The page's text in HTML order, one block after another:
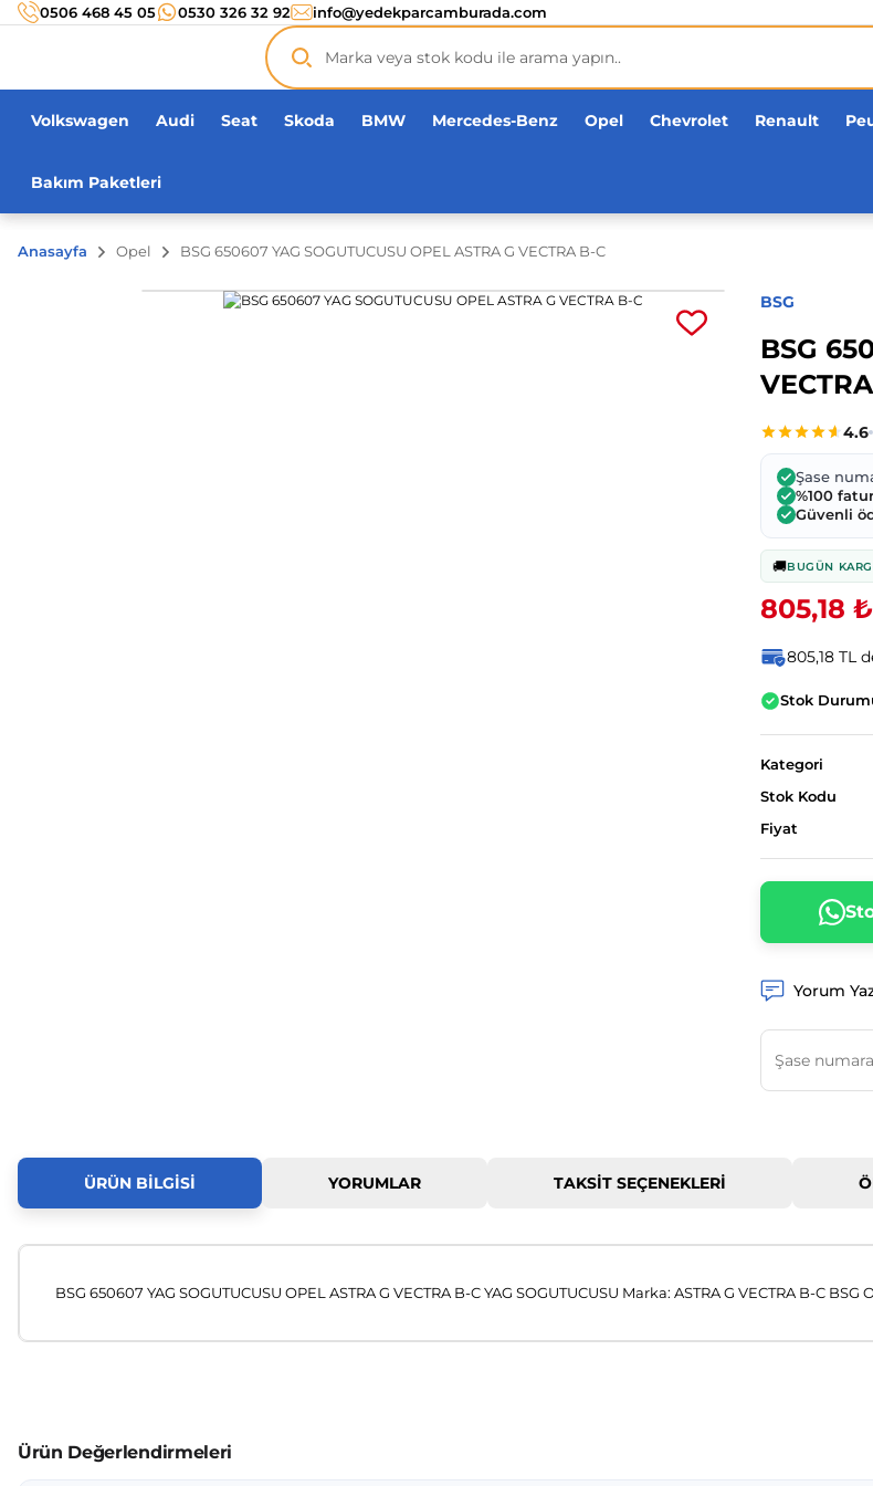
Türkiye’nin her noktasına 3000 TL ve üzerikargo ücretsiz!
Orijinal ürün
Üç yüz yirmi bin ürünadeti!
0506 468 45 05 0530 326 32 92 info@yedekparcamburada.com
Volkswagen Audi Seat Skoda BMW Mercedes-Benz Opel Chevrolet Renault
Bakım Paketleri
Anasayfa Opel BSG 650607 YAG SOGUTUCUSU OPEL ASTRA G VECTRA B-C
BSG
BSG
Şase
%100
Güvenli
🚚BUGÜN
805,18 ₺
805,18 TL
Stok
Kategori
Stok Kodu
Fiyat
Yorum
ÜRÜN BILGISI YORUMLAR TAKSIT SEÇENEKLERI
BSG 650607 YAG SOGUTUCUSU OPEL ASTRA G VECTRA B-C YAG SOGUTUCUSU Marka: ASTRA G VECTRA B-C